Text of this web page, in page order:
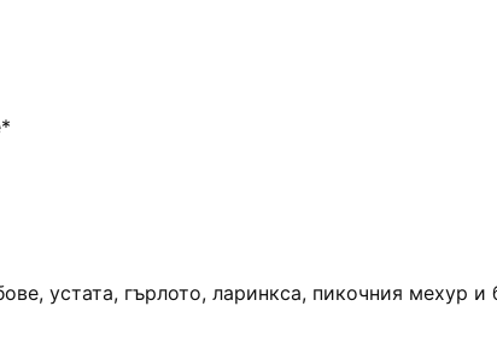
устата, гърлото, ларинкса, пикочния мехур и